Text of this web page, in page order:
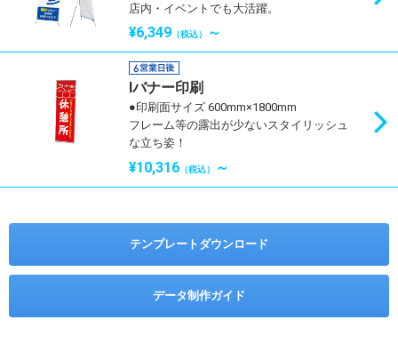
店内・イベントでも大活躍。
¥6,349 （税込） ～
Iバナー印刷
●印刷面サイズ 600mm×1800mm
フレーム等の露出が少ないスタイリッシュ
な立ち姿！
¥10,316 （税込） ～
テンプレートダウンロード
データ制作ガイド